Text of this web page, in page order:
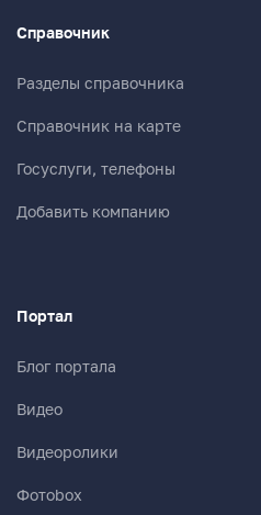
Справочник
Разделы справочника
Справочник на карте
Госуслуги, телефоны
Добавить компанию
Портал
Блог портала
Видео
Видеоролики
Фотоbox